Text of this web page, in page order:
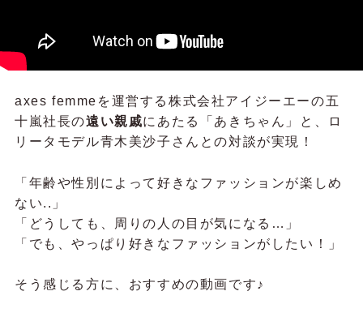
axes femmeを運営する株式会社アイジーエーの五
十嵐社長の遠い親戚にあたる「あきちゃん」と、ロ
リータモデル青木美沙子さんとの対談が実現！
「年齢や性別によって好きなファッションが楽しめ
ない..」
「どうしても、周りの人の目が気になる…」
「でも、やっぱり好きなファッションがしたい！」
そう感じる方に、おすすめの動画です♪